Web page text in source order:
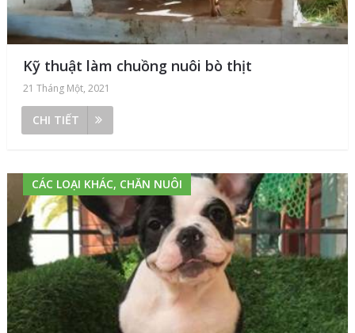
Kỹ thuật làm chuồng nuôi bò thịt
21 Tháng Một, 2021
CHI TIẾT
CÁC LOẠI KHÁC, CHĂN NUÔI